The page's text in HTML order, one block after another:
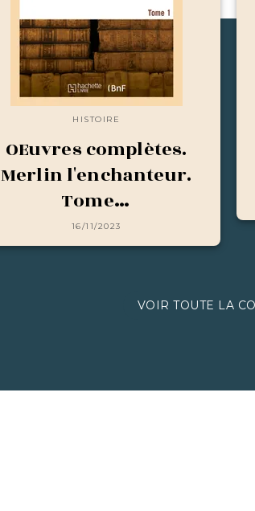
HISTOIRE
OEuvres complètes.
Merlin l'enchanteur.
Tome…
16/11/2023
VOIR TOUTE LA